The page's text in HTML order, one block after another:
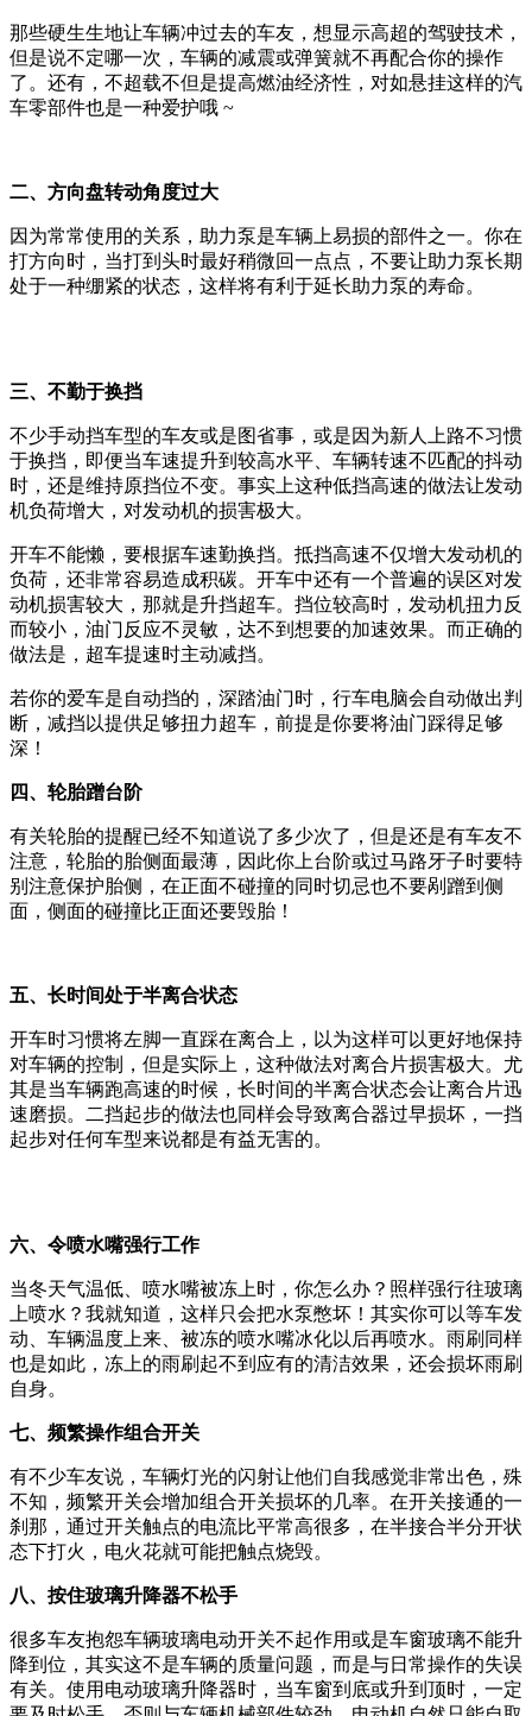
那些硬生生地让车辆冲过去的车友，想显示高超的驾驶技术，
但是说不定哪一次，车辆的减震或弹簧就不再配合你的操作
了。还有，不超载不但是提高燃油经济性，对如悬挂这样的汽
车零部件也是一种爱护哦 ~
二、方向盘转动角度过大
因为常常使用的关系，助力泵是车辆上易损的部件之一。你在
打方向时，当打到头时最好稍微回一点点，不要让助力泵长期
处于一种绷紧的状态，这样将有利于延长助力泵的寿命。
三、不勤于换挡
不少手动挡车型的车友或是图省事，或是因为新人上路不习惯
于换挡，即便当车速提升到较高水平、车辆转速不匹配的抖动
时，还是维持原挡位不变。事实上这种低挡高速的做法让发动
机负荷增大，对发动机的损害极大。
开车不能懒，要根据车速勤换挡。抵挡高速不仅增大发动机的
负荷，还非常容易造成积碳。开车中还有一个普遍的误区对发
动机损害较大，那就是升挡超车。挡位较高时，发动机扭力反
而较小，油门反应不灵敏，达不到想要的加速效果。而正确的
做法是，超车提速时主动减挡。
若你的爱车是自动挡的，深踏油门时，行车电脑会自动做出判
断，减挡以提供足够扭力超车，前提是你要将油门踩得足够
深！
四、轮胎蹭台阶
有关轮胎的提醒已经不知道说了多少次了，但是还是有车友不
注意，轮胎的胎侧面最薄，因此你上台阶或过马路牙子时要特
别注意保护胎侧，在正面不碰撞的同时切忌也不要剐蹭到侧
面，侧面的碰撞比正面还要毁胎！
五、长时间处于半离合状态
开车时习惯将左脚一直踩在离合上，以为这样可以更好地保持
对车辆的控制，但是实际上，这种做法对离合片损害极大。尤
其是当车辆跑高速的时候，长时间的半离合状态会让离合片迅
速磨损。二挡起步的做法也同样会导致离合器过早损坏，一挡
起步对任何车型来说都是有益无害的。
六、令喷水嘴强行工作
当冬天气温低、喷水嘴被冻上时，你怎么办？照样强行往玻璃
上喷水？我就知道，这样只会把水泵憋坏！其实你可以等车发
动、车辆温度上来、被冻的喷水嘴冰化以后再喷水。雨刷同样
也是如此，冻上的雨刷起不到应有的清洁效果，还会损坏雨刷
自身。
七、频繁操作组合开关
有不少车友说，车辆灯光的闪射让他们自我感觉非常出色，殊
不知，频繁开关会增加组合开关损坏的几率。在开关接通的一
刹那，通过开关触点的电流比平常高很多，在半接合半分开状
态下打火，电火花就可能把触点烧毁。
八、按住玻璃升降器不松手
很多车友抱怨车辆玻璃电动开关不起作用或是车窗玻璃不能升
降到位，其实这不是车辆的质量问题，而是与日常操作的失误
有关。使用电动玻璃升降器时，当车窗到底或升到顶时，一定